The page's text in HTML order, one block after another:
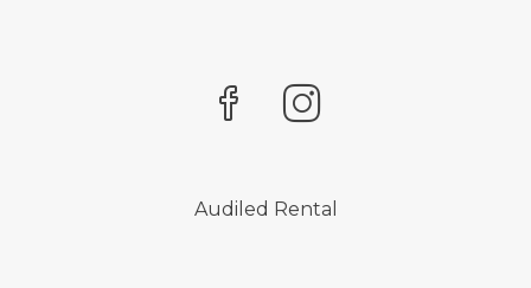
Audiled Rental